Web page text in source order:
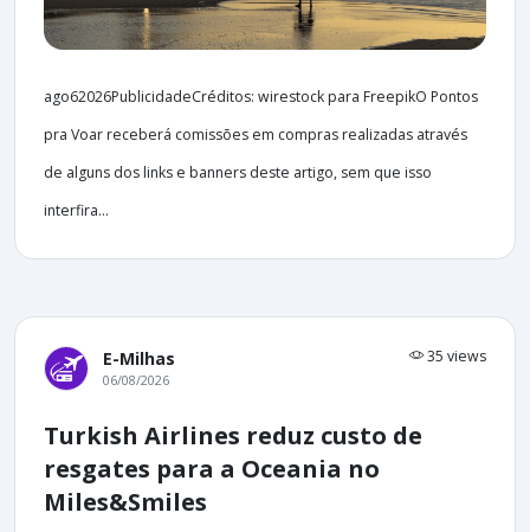
ago62026PublicidadeCréditos: wirestock para FreepikO Pontos
pra Voar receberá comissões em compras realizadas através
de alguns dos links e banners deste artigo, sem que isso
interfira...
E-Milhas 35 views
06/08/2026
Turkish Airlines reduz custo de
resgates para a Oceania no
Miles&Smiles